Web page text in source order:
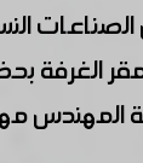
الغرفة
المهندس